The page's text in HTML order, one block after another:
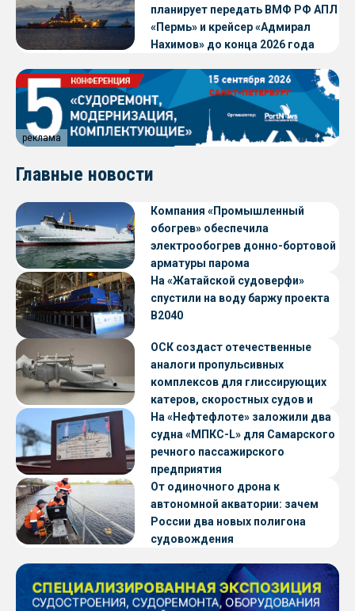
планирует передать ВМФ РФ АПЛ
«Пермь» и крейсер «Адмирал
Нахимов» до конца 2026 года
реклама
Главные новости
Компания «Промышленный
обогрев» обеспечила
электрообогрев донно-бортовой
арматуры парома
«Петропавловск» проекта CNF22
На «Жатайской судоверфи»
спустили на воду баржу проекта
В2040
ОСК создаст отечественные
аналоги пропульсивных
комплексов для глиссирующих
катеров, скоростных судов и
судов с малой осадкой
На «Нефтефлоте» заложили два
судна «МПКС-L» для Самарского
речного пассажирского
предприятия
От одиночного дрона к
автономной акватории: зачем
России два новых полигона
судовождения